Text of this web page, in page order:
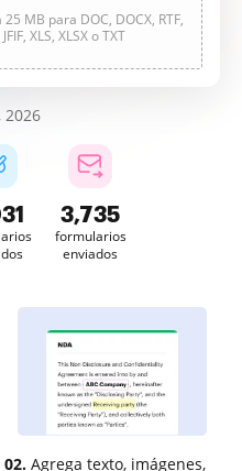
MB para DOC, DOCX, RTF,
XLS, XLSX o TXT
2026
3,735
formularios
enviados
02. Agrega texto, imágenes,